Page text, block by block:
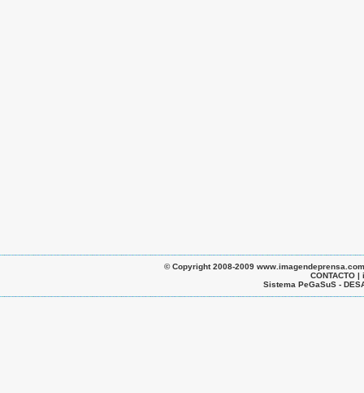
© Copyright 2008-2009
CONTACTO
Sistema PeGaSuS -